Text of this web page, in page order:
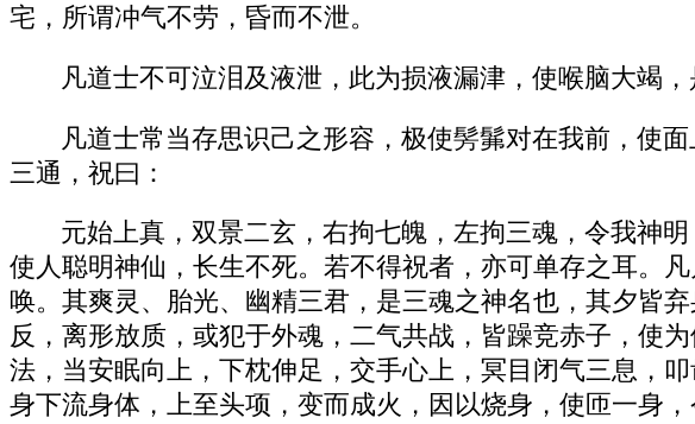
宅，所谓冲气不劳，昏而不泄。
凡道士不可泣泪及液泄，此为损液漏津，使喉脑大竭
凡道士常当存思识己之形容，极使髣髴对在我前，使
三通，祝曰：
元始上真，双景二玄，右拘七魄，左拘三魂，令我神
使人聪明神仙，长生不死。若不得祝者，亦可单存之耳。
唤。其爽灵、胎光、幽精三君，是三魂之神名也，其夕皆
反，离形放质，或犯于外魂，二气共战，皆躁竞赤子，使
法，当安眠向上，下枕伸足，交手心上，冥目闭气三息，
身下流身体，上至头项，变而成火，因以烧身，使匝一身